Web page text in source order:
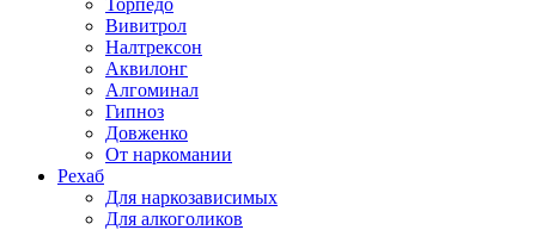
Торпедо
Вивитрол
Налтрексон
Аквилонг
Алгоминал
Гипноз
Довженко
От наркомании
Рехаб
Для наркозависимых
Для алкоголиков